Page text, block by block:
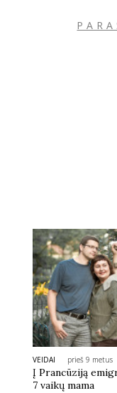
VEIDAI prieš 9 metus
Į Prancūziją
7 vaikų mama